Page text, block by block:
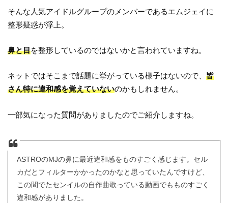
そんな人気アイドルグループのメンバーであるエムジェイに
整形疑惑が浮上。
鼻と目を整形しているのではないかと言われていますね。
ネットではそこまで話題に挙がっている様子はないので、皆
さん特に違和感を覚えていないのかもしれません。
一部気になった質問がありましたのでご紹介しますね。
ASTROのMJの鼻に最近違和感をものすごく感じます。セル
カだとフィルターかかったのかなと思っていたんですけど、
この間でたセンイルの自作曲歌っている動画でもものすごく
違和感がありました。